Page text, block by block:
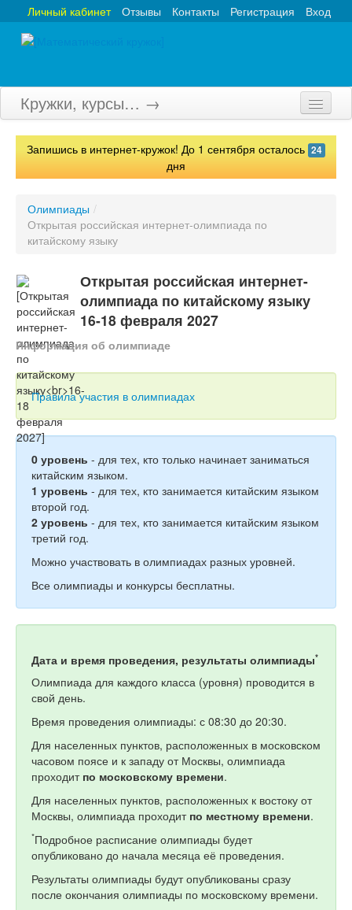
Вход
Регистрация
Контакты
Отзывы
Личный кабинет
Кружки, курсы… →
Главная
Олимпиады
Конкурсы
Вебинары
Тесты
Книги
Игры
Учитель
Запишись в интернет-кружок! До 1 сентября осталось 24
дня
Олимпиады /
Открытая российская интернет-олимпиада по
китайскому языку
Открытая российская интернет-
олимпиада по китайскому языку
16-18 февраля 2027
Информация об олимпиаде
Правила участия в олимпиадах
0 уровень - для тех, кто только начинает заниматься
китайским языком.
1 уровень - для тех, кто занимается китайским языком
второй год.
2 уровень - для тех, кто занимается китайским языком
третий год.
Можно участвовать в олимпиадах разных уровней.
Все олимпиады и конкурсы бесплатны.
Дата и время проведения, результаты олимпиады*
Олимпиада для каждого класса (уровня) проводится в
свой день.
Время проведения олимпиады: с 08:30 до 20:30.
Для населенных пунктов, расположенных в московском
часовом поясе и к западу от Москвы, олимпиада
проходит по московскому времени.
Для населенных пунктов, расположенных к востоку от
Москвы, олимпиада проходит по местному времени.
*Подробное расписание олимпиады будет
опубликовано до начала месяца её проведения.
Результаты олимпиады будут опубликованы сразу
после окончания олимпиады по московскому времени.